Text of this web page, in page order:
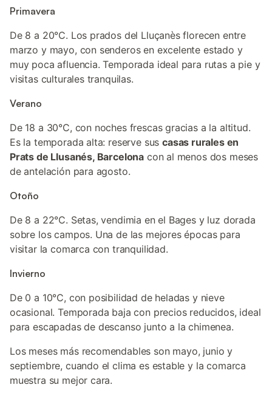
Primavera
De 8 a 20°C. Los prados del Lluçanès florecen entre
marzo y mayo, con senderos en excelente estado y
muy poca afluencia. Temporada ideal para rutas a pie y
visitas culturales tranquilas.
Verano
De 18 a 30°C, con noches frescas gracias a la altitud.
Es la temporada alta: reserve suscasas rurales en
Prats de Llusanés, Barcelona con al menos dos meses
de antelación para agosto.
Otoño
De 8 a 22°C. Setas, vendimia en el Bages y luz dorada
sobre los campos. Una de las mejores épocas para
visitar la comarca con tranquilidad.
Invierno
De 0 a 10°C, con posibilidad de heladas y nieve
ocasional. Temporada baja con precios reducidos, ideal
para escapadas de descanso junto a la chimenea.
Los meses más recomendables son mayo, junio y
septiembre, cuando el clima es estable y la comarca
muestra su mejor cara.